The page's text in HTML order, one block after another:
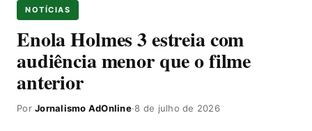
NOTÍCIAS
Enola Holmes 3 estreia com
audiência menor que o filme
anterior
PorJornalismo AdOnline·8 de julho de 2026